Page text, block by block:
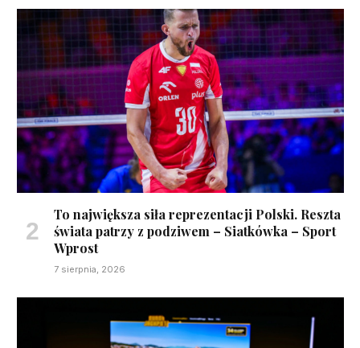
To największa siła reprezentacji Polski. Reszta
świata patrzy z podziwem – Siatkówka – Sport
Wprost
7 sierpnia, 2026